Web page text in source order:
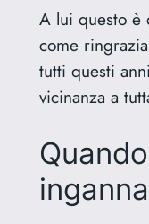
A lui questo è
come
tutti questi
vicinanza a
inganna